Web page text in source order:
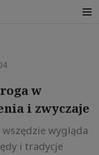
w
i zwyczaje
wygląda
i tradycje